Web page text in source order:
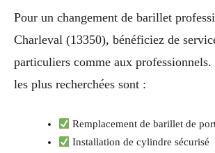
Pour un changement de barillet
Charleval (13350), bénéficiez de
particuliers comme aux professionnels.
les plus recherchées sont :
Remplacement de barillet de
Installation de cylindre sécurisé